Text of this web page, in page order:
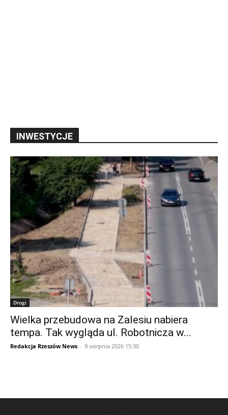
INWESTYCJE
Drogi
Wielka przebudowa na Zalesiu nabiera
tempa. Tak wygląda ul. Robotnicza w...
Redakcja Rzeszów News - 9 sierpnia 2026 15:30